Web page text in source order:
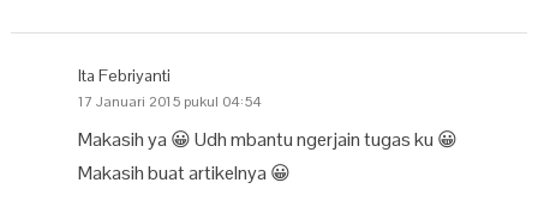
Ita Febriyanti
17 Januari 2015 pukul 04:54
Makasih ya 😀 Udh mbantu ngerjain tugas ku 😀
Makasih buat artikelnya 😀